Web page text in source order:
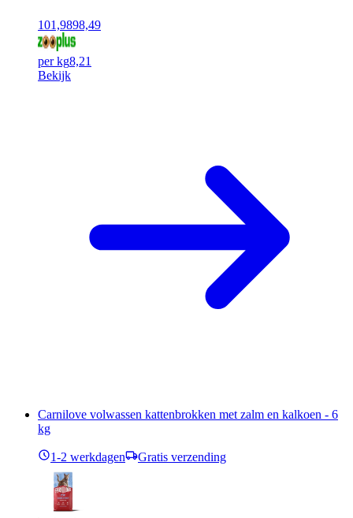
101,9898,49
per kg8,21
Bekijk
Carnilove volwassen kattenbrokken met zalm en kalkoen - 6
kg
1-2 werkdagen Gratis verzending